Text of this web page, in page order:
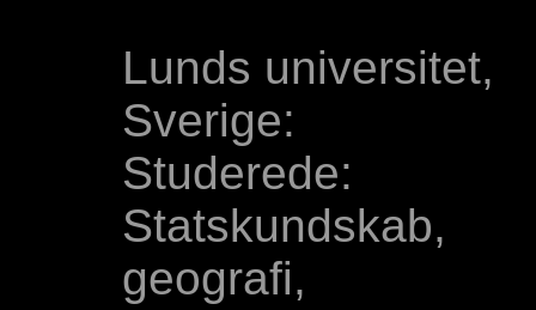
Lunds universitet,
Sverige:
Studerede:
Statskundskab,
geografi,